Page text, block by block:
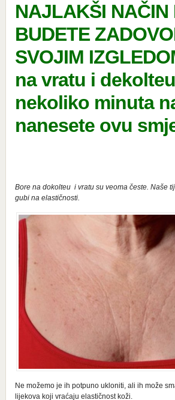
NAJLAKŠI NAČIN
BUDETE
SVOJIM
na vratu i
nekoliko minuta
nanesete ovu
Bore na dokolteu i vratu su veoma česte. Naše
gubi na elastičnosti.
Ne možemo je ih potpuno ukloniti, ali ih može
lijekova koji vraćaju elastičnost koži.